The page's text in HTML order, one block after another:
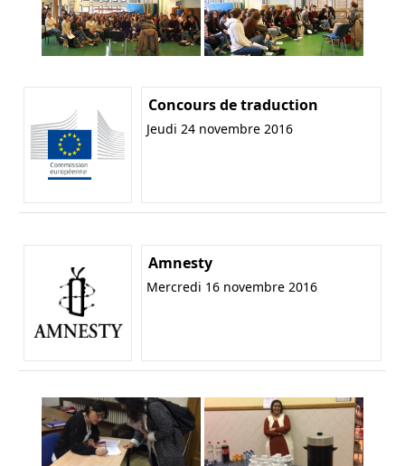
Concours de traduction
Jeudi 24 novembre 2016
Amnesty
Mercredi 16 novembre 2016